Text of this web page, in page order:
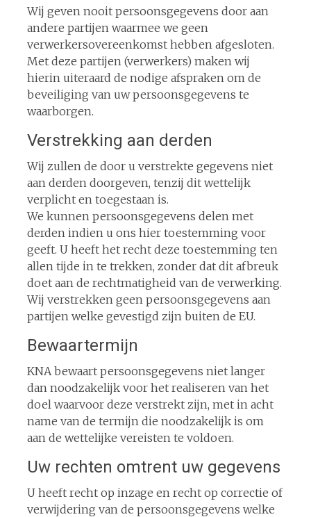
Wij geven nooit persoonsgegevens door aan
andere partijen waarmee we geen
verwerkersovereenkomst hebben afgesloten.
Met deze partijen (verwerkers) maken wij
hierin uiteraard de nodige afspraken om de
beveiliging van uw persoonsgegevens te
waarborgen.
Verstrekking aan derden
Wij zullen de door u verstrekte gegevens niet
aan derden doorgeven, tenzij dit wettelijk
verplicht en toegestaan is.
We kunnen persoonsgegevens delen met
derden indien u ons hier toestemming voor
geeft. U heeft het recht deze toestemming ten
allen tijde in te trekken, zonder dat dit afbreuk
doet aan de rechtmatigheid van de verwerking.
Wij verstrekken geen persoonsgegevens aan
partijen welke gevestigd zijn buiten de EU.
Bewaartermijn
KNA bewaart persoonsgegevens niet langer
dan noodzakelijk voor het realiseren van het
doel waarvoor deze verstrekt zijn, met in acht
name van de termijn die noodzakelijk is om
aan de wettelijke vereisten te voldoen.
Uw rechten omtrent uw gegevens
U heeft recht op inzage en recht op correctie of
verwijdering van de persoonsgegevens welke